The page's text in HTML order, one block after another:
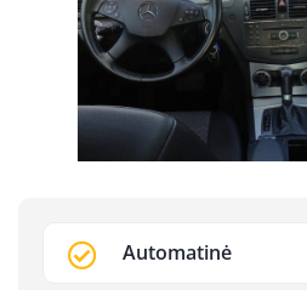
Automatinė